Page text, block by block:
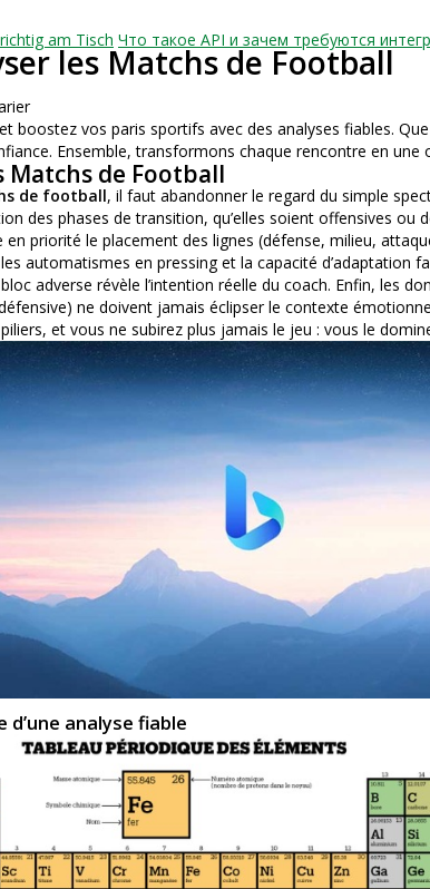
am Tisch Что такое API и зачем требуются
les Matchs de Football
et boostez vos paris sportifs avec des analyses fiables.
Ensemble, transformons chaque rencontre en une
Matchs de Football
de football, il faut abandonner le regard du simple
des phases de transition, qu’elles soient offensives ou
priorité le placement des lignes (défense, milieu,
automatismes en pressing et la capacité d’adaptation
adverse révèle l’intention réelle du coach. Enfin, les
ne doivent jamais éclipser le contexte
et vous ne subirez plus jamais le jeu : vous le
analyse fiable